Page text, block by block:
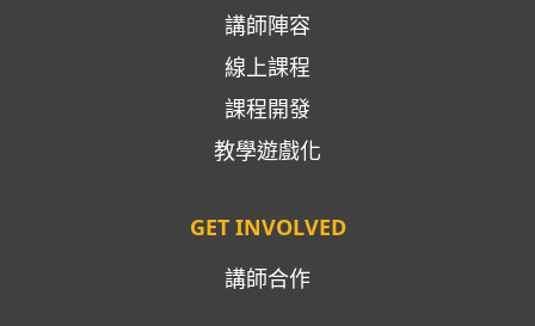
講師陣容
線上課程
課程開發
教學遊戲化
GET INVOLVED
講師合作